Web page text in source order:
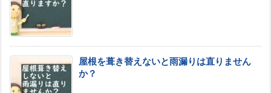
屋根を葺き替えないと雨漏りは直りません
か？